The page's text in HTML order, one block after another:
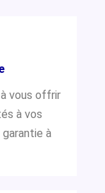
vous offrir
à vos
à